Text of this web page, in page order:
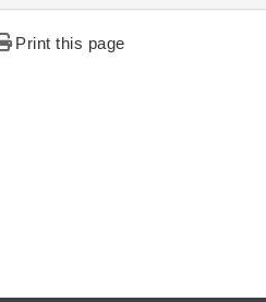
Print this page